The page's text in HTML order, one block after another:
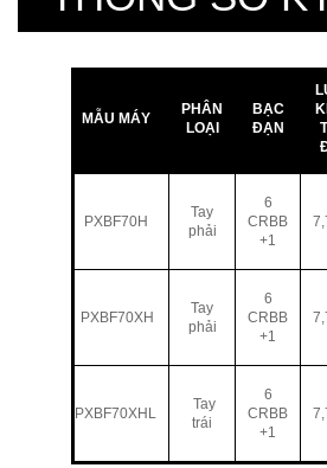
MẪU MÁY
PHÂN
LOẠI
BẠC
ĐẠN
PXBF70H
Tay
phải
6
CRBB
+1
PXBF70XH
Tay
phải
6
CRBB
+1
PXBF70XHL
Tay
trái
6
CRBB
+1